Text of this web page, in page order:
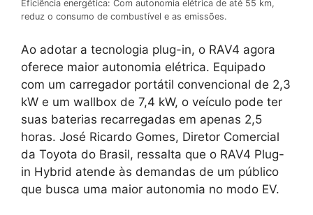
Eficiência energética: Com autonomia elétrica de até 55 km,
reduz o consumo de combustível e as emissões.
Ao adotar a tecnologia plug-in, o RAV4 agora
oferece maior autonomia elétrica. Equipado
com um carregador portátil convencional de 2,3
kW e um wallbox de 7,4 kW, o veículo pode ter
suas baterias recarregadas em apenas 2,5
horas. José Ricardo Gomes, Diretor Comercial
da Toyota do Brasil, ressalta que o RAV4 Plug-
in Hybrid atende às demandas de um público
que busca uma maior autonomia no modo EV.